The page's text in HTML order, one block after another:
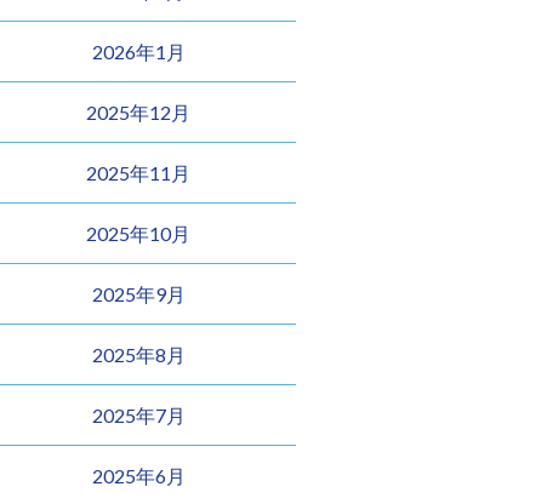
2026年1月
2025年12月
2025年11月
2025年10月
2025年9月
2025年8月
2025年7月
2025年6月